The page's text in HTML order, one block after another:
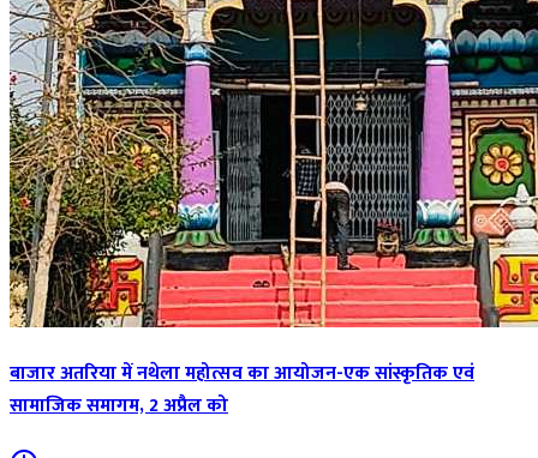
बाजार अतरिया में नथेला महोत्सव का आयोजन-एक सांस्कृतिक एवं
सामाजिक समागम, 2 अप्रैल को